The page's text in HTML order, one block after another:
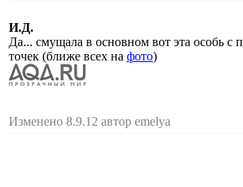
И.Д.
Да... смущала в основном вот эта особь с
точек (ближе всех на фото)
Изменено 8.9.12 автор emelya